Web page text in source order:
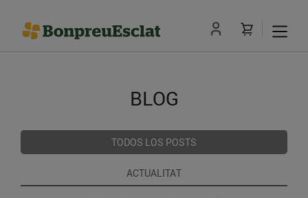
BLOG
TODOS LOS POSTS
ACTUALITAT